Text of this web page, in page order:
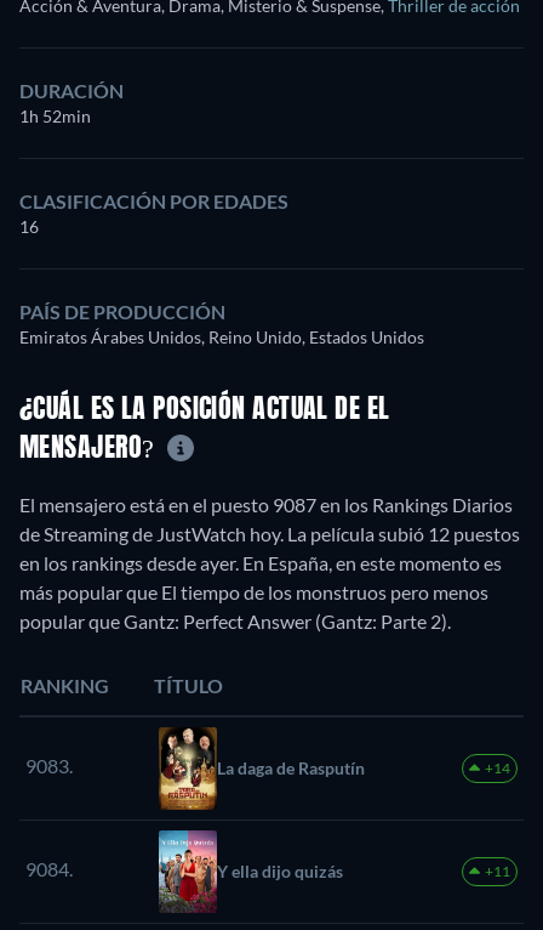
Acción & Aventura, Drama, Misterio & Suspense,Thriller de acción
DURACIÓN
1h 52min
CLASIFICACIÓN POR EDADES
16
PAÍS DE PRODUCCIÓN
Emiratos Árabes Unidos, Reino Unido, Estados Unidos
¿CUÁL ES LA POSICIÓN ACTUAL DE EL
MENSAJERO?
El mensajero está en el puesto 9087 en los Rankings Diarios
de Streaming de JustWatch hoy. La película subió 12 puestos
en los rankings desde ayer. En España, en este momento es
más popular que El tiempo de los monstruos pero menos
popular que Gantz: Perfect Answer (Gantz: Parte 2).
RANKING TÍTULO
9083. La daga de Rasputín +14
9084. Y ella dijo quizás +11